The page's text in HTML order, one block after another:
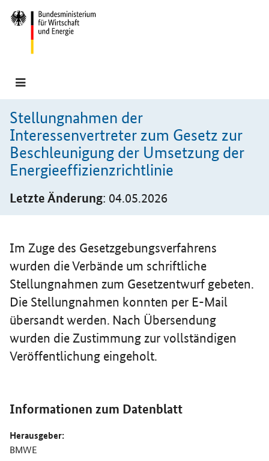
Navigation
Hauptmenü
Stellungnahmen der
Interessenvertreter zum Gesetz zur
Beschleunigung der Umsetzung der
Energieeffizienzrichtlinie
Letzte Änderung: 04.05.2026
Einleitung
Im Zuge des Gesetzgebungsverfahrens
wurden die Verbände um schriftliche
Stellungnahmen zum Gesetzentwurf gebeten.
Die Stellungnahmen konnten per E-Mail
übersandt werden. Nach Übersendung
wurden die Zustimmung zur vollständigen
Veröffentlichung eingeholt.
Informationen zum Datenblatt
Herausgeber:
BMWE